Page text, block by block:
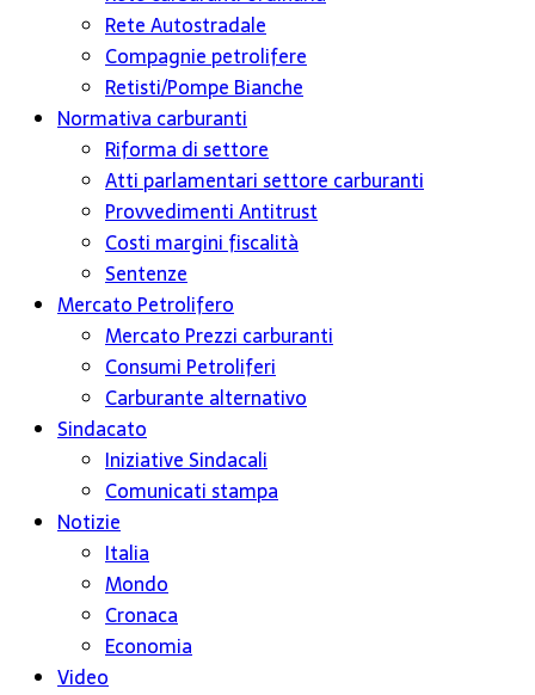
Rete Autostradale
Compagnie petrolifere
Retisti/Pompe Bianche
Normativa carburanti
Riforma di settore
Atti parlamentari settore carburanti
Provvedimenti Antitrust
Costi margini fiscalità
Sentenze
Mercato Petrolifero
Mercato Prezzi carburanti
Consumi Petroliferi
Carburante alternativo
Sindacato
Iniziative Sindacali
Comunicati stampa
Notizie
Italia
Mondo
Cronaca
Economia
Video